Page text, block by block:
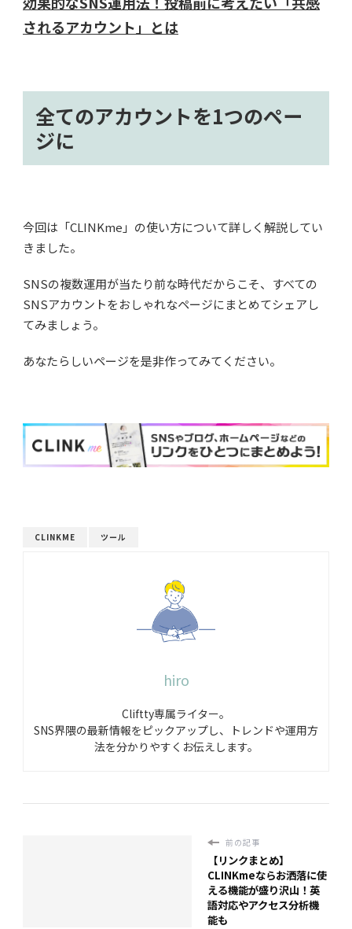
されるアカウント」とは
全てのアカウントを1つのペー
ジに
今回は「CLINKme」の使い方について詳しく解説してい
きました。
SNSの複数運用が当たり前な時代だからこそ、すべての
SNSアカウントをおしゃれなページにまとめてシェアし
てみましょう。
あなたらしいページを是非作ってみてください。
CLINKME ツール
hiro
Cliftty専属ライター。
SNS界隈の最新情報をピックアップし、トレンドや運用方
法を分かりやすくお伝えします。
前の記事
【リンクまとめ】
CLINKmeならお洒落に使
える機能が盛り沢山！英
語対応やアクセス分析機
能も